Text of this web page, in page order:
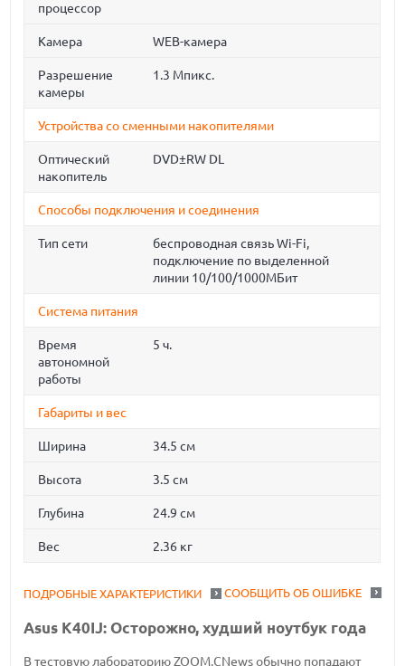
процессор
Камера WEB-камера
Разрешение
камеры
1.3 Мпикс.
Устройства со сменными накопителями
Оптический
накопитель
DVD±RW DL
Способы подключения и соединения
Тип сети
беспроводная связь Wi-Fi,
подключение по выделенной
линии 10/100/1000МБит
Система питания
Время
автономной
работы
5 ч.
Габариты и вес
Ширина 34.5 см
Высота 3.5 см
Глубина 24.9 см
Вес 2.36 кг
СООБЩИТЬ ОБ ОШИБКЕ
ПОДРОБНЫЕ ХАРАКТЕРИСТИКИ
Asus K40IJ: Осторожно, худший ноутбук года
В тестовую лабораторию ZOOM.CNews обычно попадают